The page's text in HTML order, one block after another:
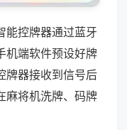
能控牌器通过蓝牙
机端软件预设好牌
牌器接收到信号后
麻将机洗牌、码牌